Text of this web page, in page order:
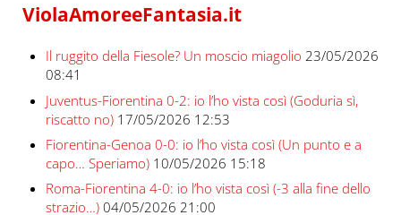
ViolaAmoreeFantasia.it
Il ruggito della Fiesole? Un moscio miagolio 23/05/2026
08:41
Juventus-Fiorentina 0-2: io l’ho vista così (Goduria sì,
riscatto no) 17/05/2026 12:53
Fiorentina-Genoa 0-0: io l’ho vista così (Un punto e a
capo… Speriamo) 10/05/2026 15:18
Roma-Fiorentina 4-0: io l’ho vista così (-3 alla fine dello
strazio…) 04/05/2026 21:00